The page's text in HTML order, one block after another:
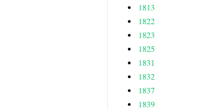
1813
1822
1823
1825
1831
1832
1837
1839